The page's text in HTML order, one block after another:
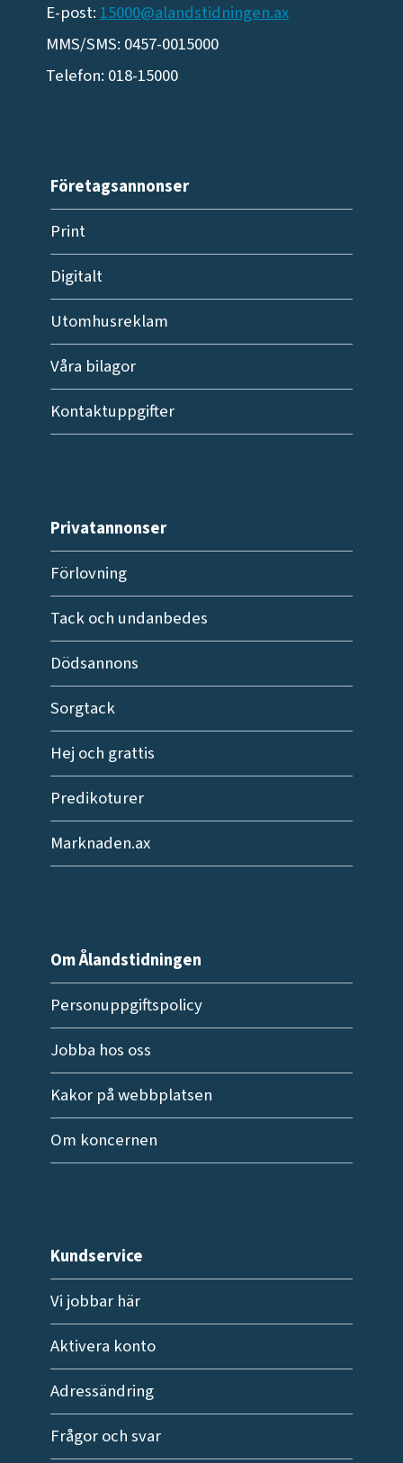
E-post: 15000@alandstidningen.ax
MMS/SMS: 0457-0015000
Telefon: 018-15000
Företagsannonser
Print
Digitalt
Utomhusreklam
Våra bilagor
Kontaktuppgifter
Privatannonser
Förlovning
Tack och undanbedes
Dödsannons
Sorgtack
Hej och grattis
Predikoturer
Marknaden.ax
Om Ålandstidningen
Personuppgiftspolicy
Jobba hos oss
Kakor på webbplatsen
Om koncernen
Kundservice
Vi jobbar här
Aktivera konto
Adressändring
Frågor och svar